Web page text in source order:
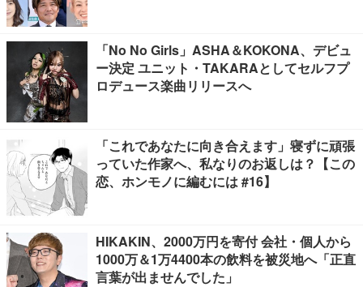
「No No Girls」ASHA＆KOKONA、デビュ
ー決定 ユニット・TAKARAとしてセルフプ
ロデュース楽曲リリースへ
「これであなたに向き合えます」寝ずに頑張
っていた作家へ、私なりのお返しは？【この
恋、ホンモノに編むには #16】
HIKAKIN、2000万円を寄付 会社・個人から
1000万＆1万4400本の飲料を被災地へ「正直
言葉が出ませんでした」